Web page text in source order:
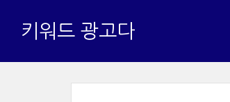
키워드 광고다